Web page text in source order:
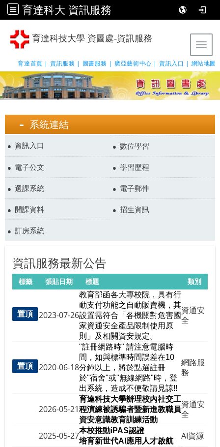
育達科大 資訊服務
育達科技大學 資圖處-資訊服務
育達首頁 | 資訊服務 | 圖書服務 | 廣亞藝術中心 | 資訊入口 | 網站地圖
系統連結
資訊入口 數位學習
電子公文 學習歷程
選課系統 電子郵件
開課資料 招生資訊
訂房系統
資訊服務最新公告
標籤 張貼日期 標題 類別
置頂 2023-07-26
教育部函各大專校院，具有行
動支付功能之自動販賣機，其
設置需符合「各機關對危害國
家資通安全產品限制使用原
則」及相關資安規定。
資通安
全
置頂 2020-06-18
"註冊網路時" 請注意電腦時
間，如與標準時間誤差在10
分鐘以上，將於點選註冊
於"宿舍"或"無線網路"時，登
出系統，造成不便敬請見諒!!
網路服
務
2026-05-21
育達科技大學辦理校內社交工
程演練被誘騙者暨新進教職員
資安意識教育訓練活動
資通安
全
2025-05-27本校推動iPAS認證
培育新世代AI應用人才啟航 AI資源